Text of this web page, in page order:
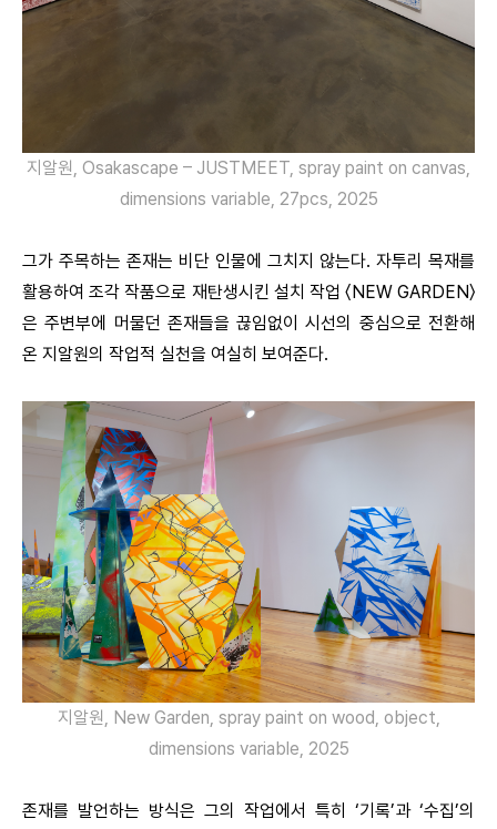
지알원, Osakascape – JUSTMEET, spray paint on canvas,
dimensions variable, 27pcs, 2025
그가 주목하는 존재는 비단 인물에 그치지 않는다. 자투리 목재를
활용하여 조각 작품으로 재탄생시킨 설치 작업 〈NEW GARDEN〉
은 주변부에 머물던 존재들을 끊임없이 시선의 중심으로 전환해
온 지알원의 작업적 실천을 여실히 보여준다.
지알원, New Garden, spray paint on wood, object,
dimensions variable, 2025
존재를 발언하는 방식은 그의 작업에서 특히 ‘기록’과 ‘수집’의